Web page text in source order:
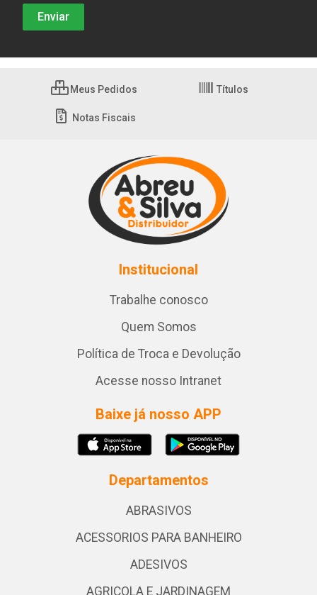
Meus Pedidos Títulos
Notas Fiscais
Institucional
Trabalhe conosco
Quem Somos
Política de Troca e Devolução
Acesse nosso Intranet
Baixe já nosso APP
Departamentos
ABRASIVOS
ACESSORIOS PARA BANHEIRO
ADESIVOS
AGRICOLA E JARDINAGEM